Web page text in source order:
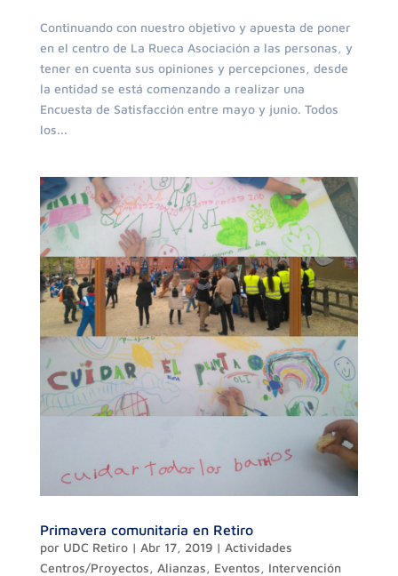
Continuando con nuestro objetivo y apuesta de poner
en el centro de La Rueca Asociación a las personas, y
tener en cuenta sus opiniones y percepciones, desde
la entidad se está comenzando a realizar una
Encuesta de Satisfacción entre mayo y junio. Todos
los...
Primavera comunitaria en Retiro
por UDC Retiro| Abr 17, 2019| Actividades
Centros/Proyectos, Alianzas, Eventos, Intervención